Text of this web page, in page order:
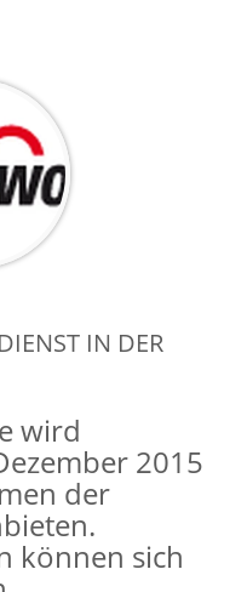
IN DER
wird
2015
der
können sich